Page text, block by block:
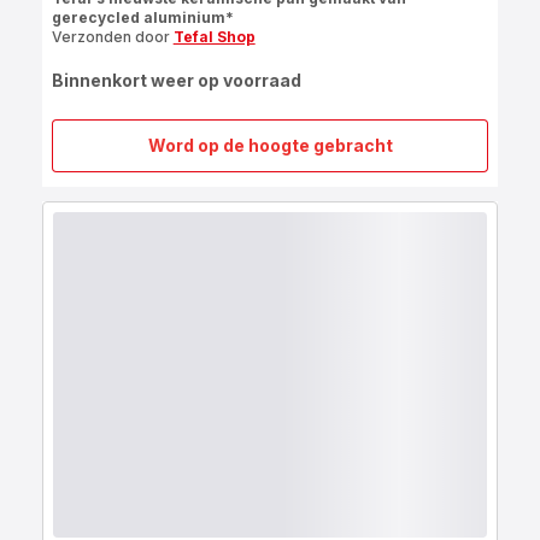
Word op de hoogte gebracht
Renew
2-
gerecycled aluminium*
Verzonden door Tefal Shop
Binnenkort weer op voorraad